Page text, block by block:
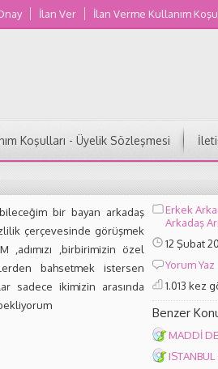
İlan Ver İlan Verme Kullanım
Koşulları - Üyelik Sözleşmesi
bir bayan arkadaş
çerçevesinde görüşmek
,adımızı ,birbirimizin özel
bahsetmek istersen
sadece ikimizin arasında
Erkek
Arkadaş
12 Şubat
Yorum Yaz
1.013 kez
Benzer
MADDİ
ISTANBUL